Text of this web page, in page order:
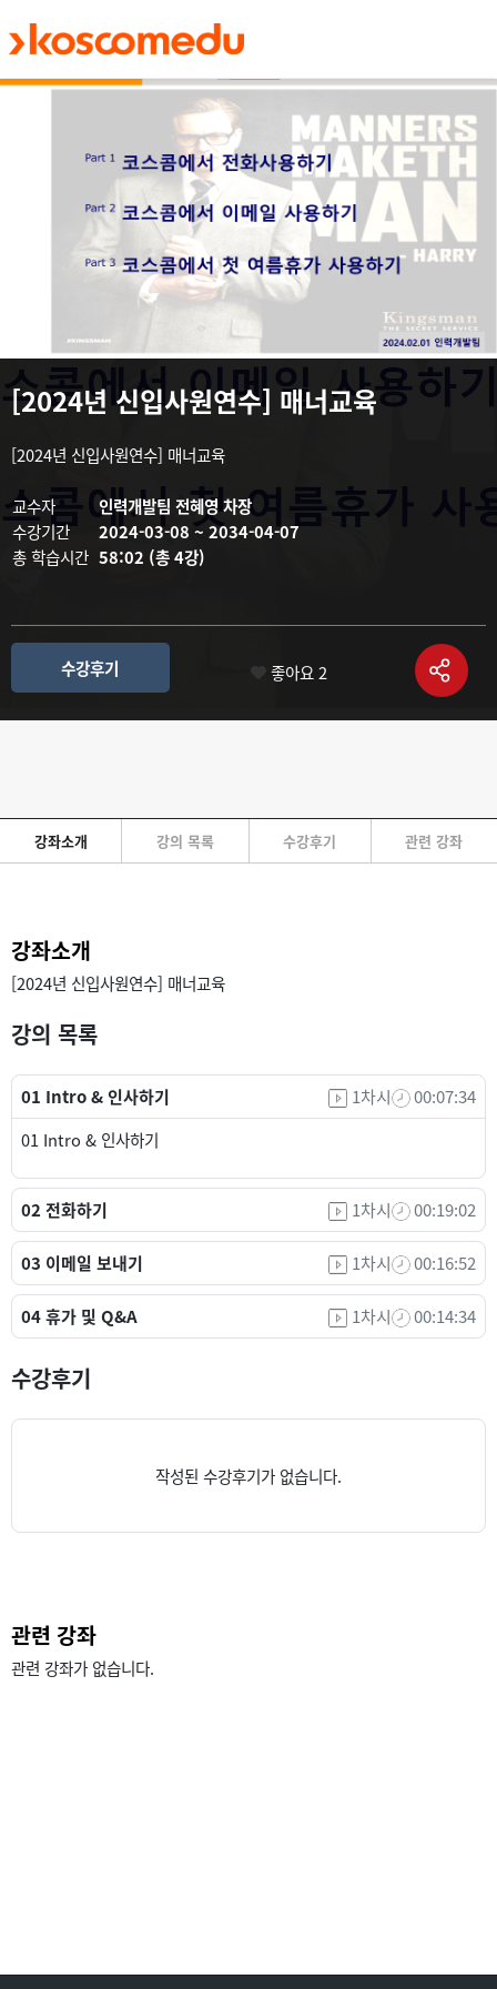
메인 콘텐츠로 건너뛰기
[2024년 신입사원연수] 매너교육
[2024년 신입사원연수] 매너교육
교수자
인력개발팀 전혜영 차장
수강기간
2024-03-08 ~ 2034-04-07
총 학습시간 58:02 (총 4강)
수강후기 좋아요 2
강좌소개 강의 목록 수강후기 관련 강좌
강좌소개
[2024년 신입사원연수] 매너교육
강의 목록
01 Intro & 인사하기 1차시
00:07:34
01 Intro & 인사하기
02 전화하기 1차시 00:19:02
03 이메일 보내기 1차시 00:16:52
04 휴가 및 Q&A 1차시 00:14:34
수강후기
작성된 수강후기가 없습니다.
관련 강좌
관련 강좌가 없습니다.